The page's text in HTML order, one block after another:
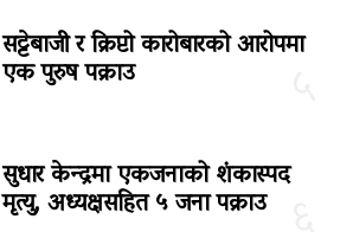
सट्टेबाजी र क्रिप्टो कारोबारको आरोपमा
एक पुरुष पक्राउ
सुधार केन्द्रमा एकजनाको शंकास्पद
मृत्यु, अध्यक्षसहित ५ जना पक्राउ